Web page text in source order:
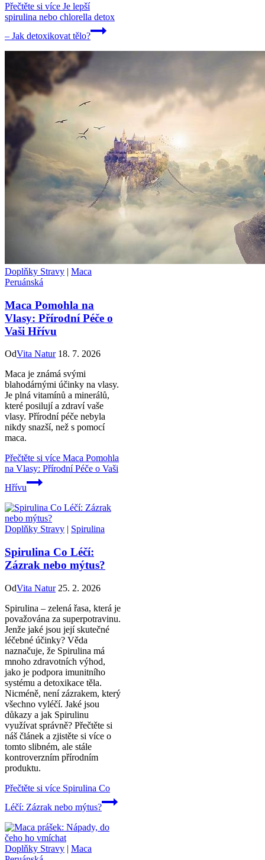
Přečtěte si více Je lepší
spirulina nebo chlorella detox
– Jak detoxikovat tělo?
Doplňky Stravy | Maca
Peruánská
Maca Pomohla na
Vlasy: Přírodní Péče o
Vaši Hřívu
OdVita Natur 18. 7. 2026
Maca je známá svými
blahodárnými účinky na vlasy.
Je plná vitamínů a minerálů,
které posilují a zdraví vaše
vlasy. Přírodní péče nebyla
nikdy snazší, než s pomocí
maca.
Přečtěte si více Maca Pomohla
na Vlasy: Přírodní Péče o Vaši
Hřívu
Doplňky Stravy | Spirulina
Spirulina Co Léčí:
Zázrak nebo mýtus?
OdVita Natur 25. 2. 2026
Spirulina – zelená řasa, která je
považována za superpotravinu.
Jenže jaké jsou její skutečné
léčebné účinky? Věda
naznačuje, že Spirulina má
mnoho zdravotních výhod,
jako je podpora imunitního
systému a detoxikace těla.
Nicméně, není zázrakem, který
všechno vyléčí. Jaké jsou
důkazy a jak Spirulinu
využívat správně? Přečtěte si
náš článek a zjistěte si více o
tomto slibném, ale stále
kontroverzním přírodním
produktu.
Přečtěte si více Spirulina Co
Léčí: Zázrak nebo mýtus?
Doplňky Stravy | Maca